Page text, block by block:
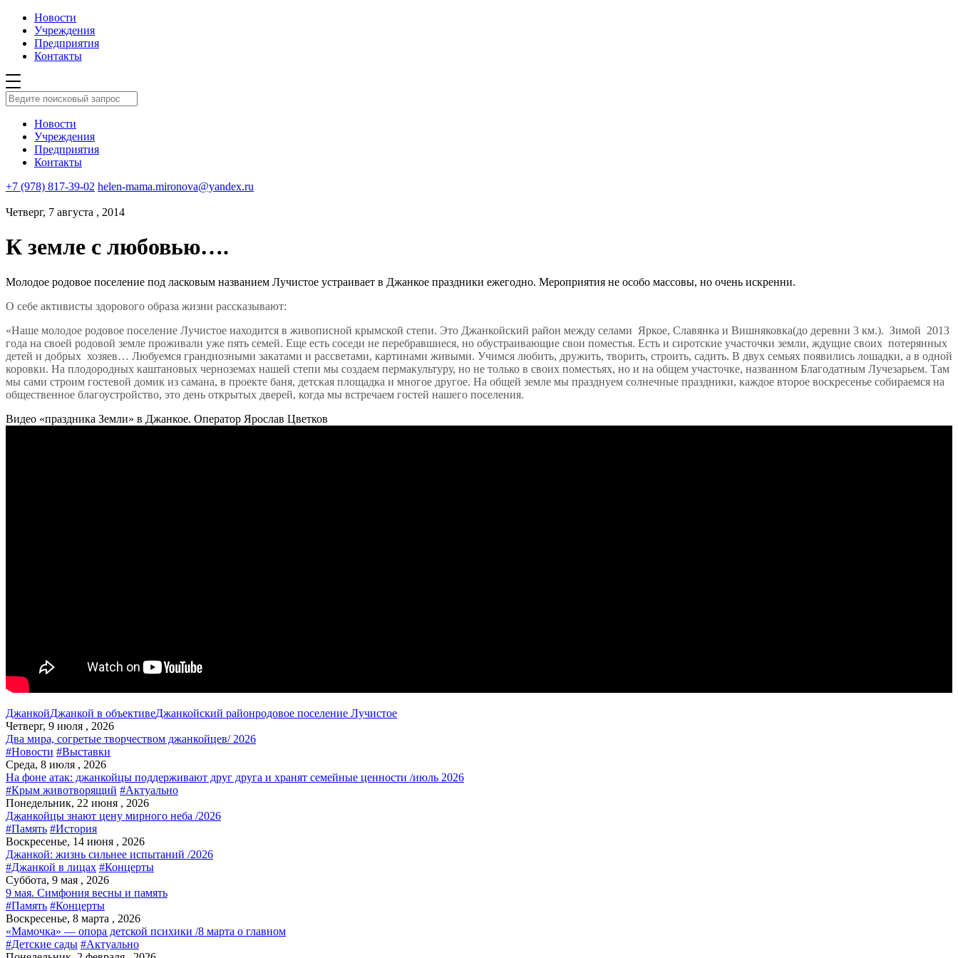
Новости
Учреждения
Предприятия
Контакты
Новости
Учреждения
Предприятия
Контакты
+7 (978) 817-39-02 helen-mama.mironova@yandex.ru
Четверг, 7 августа , 2014
К земле с любовью….
Молодое родовое поселение под ласковым названием Лучистое устраивает в Джанкое праздники ежегодно. Мероприятия не особо массовы, но очень искренни.
О себе активисты здорового образа жизни рассказывают:
«Наше молодое родовое поселение Лучистое находится в живописной крымской степи. Это Джанкойский район между селами Яркое, Славянка и Вишняковка(до деревни 3 км.). Зимой 2013
года на своей родовой земле проживали уже пять семей. Еще есть соседи не перебравшиеся, но обустраивающие свои поместья. Есть и сиротские участочки земли, ждущие своих потерянных
детей и добрых хозяев… Любуемся грандиозными закатами и рассветами, картинами живыми. Учимся любить, дружить, творить, строить, садить. В двух семьях появились лошадки, а в одной
коровки. На плодородных каштановых черноземах нашей степи мы создаем пермакультуру, но не только в своих поместьях, но и на общем участочке, названном Благодатным Лучезарьем. Там
мы сами строим гостевой домик из самана, в проекте баня, детская площадка и многое другое. На общей земле мы празднуем солнечные праздники, каждое второе воскресенье собираемся на
общественное благоустройство, это день открытых дверей, когда мы встречаем гостей нашего поселения.
Видео «праздника Земли» в Джанкое. Оператор Ярослав Цветков
ДжанкойДжанкой в объективеДжанкойский районродовое поселение Лучистое
Четверг, 9 июля , 2026
Два мира, согретые творчеством джанкойцев/ 2026
#Новости #Выставки
Среда, 8 июля , 2026
На фоне атак: джанкойцы поддерживают друг друга и хранят семейные ценности /июль 2026
#Крым животворящий #Актуально
Понедельник, 22 июня , 2026
Джанкойцы знают цену мирного неба /2026
#Память #История
Воскресенье, 14 июня , 2026
Джанкой: жизнь сильнее испытаний /2026
#Джанкой в лицах #Концерты
Суббота, 9 мая , 2026
9 мая. Симфония весны и память
#Память #Концерты
Воскресенье, 8 марта , 2026
«Мамочка» — опора детской психики /8 марта о главном
#Детские сады #Актуально